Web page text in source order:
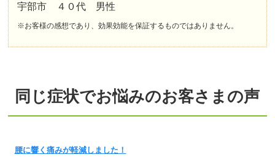
宇部市 ４０代 男性
※お客様の感想であり、効果効能を保証するものではありません。
同じ症状でお悩みのお客さまの声
腰に響く痛みが軽減しました！